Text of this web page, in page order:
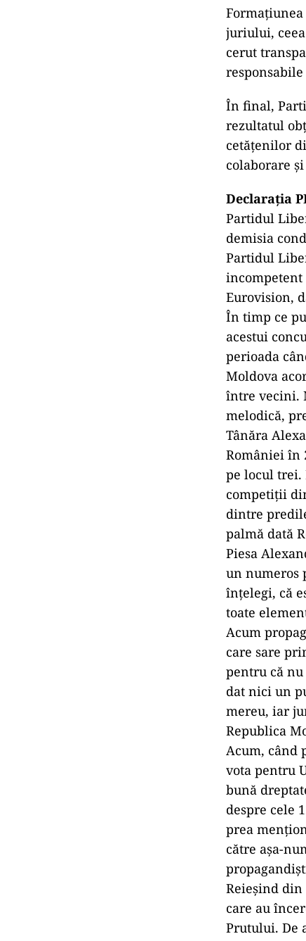
juriului,
cerut
În final,
rezultatul
cetățenilor
colaborare
Declarația
Partidul
demisia
Partidul
incompetent
Eurovision,
În timp ce
acestui
perioada
Moldova
între vecini.
melodică,
Tânăra
României în
pe locul trei.
competiții
dintre
palmă dată
Piesa
un numeros
înțelegi, că
toate
Acum
care sare
pentru că
dat nici un
mereu, iar
Republica
Acum, când
vota pentru
bună
despre cele
prea
către așa-
Reieșind
care au
Prutului. De